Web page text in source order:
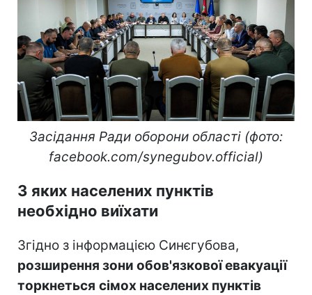
Засідання Ради оборони області (фото:
facebook.com/synegubov.official)
З яких населених пунктів
необхідно виїхати
Згідно з інформацією Синєгубова,
розширення зони обов'язкової евакуації
торкнеться сімох населених пунктів